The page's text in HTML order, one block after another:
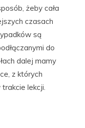
żeby cała
czasach
są
do
dalej mamy
z których
lekcji.